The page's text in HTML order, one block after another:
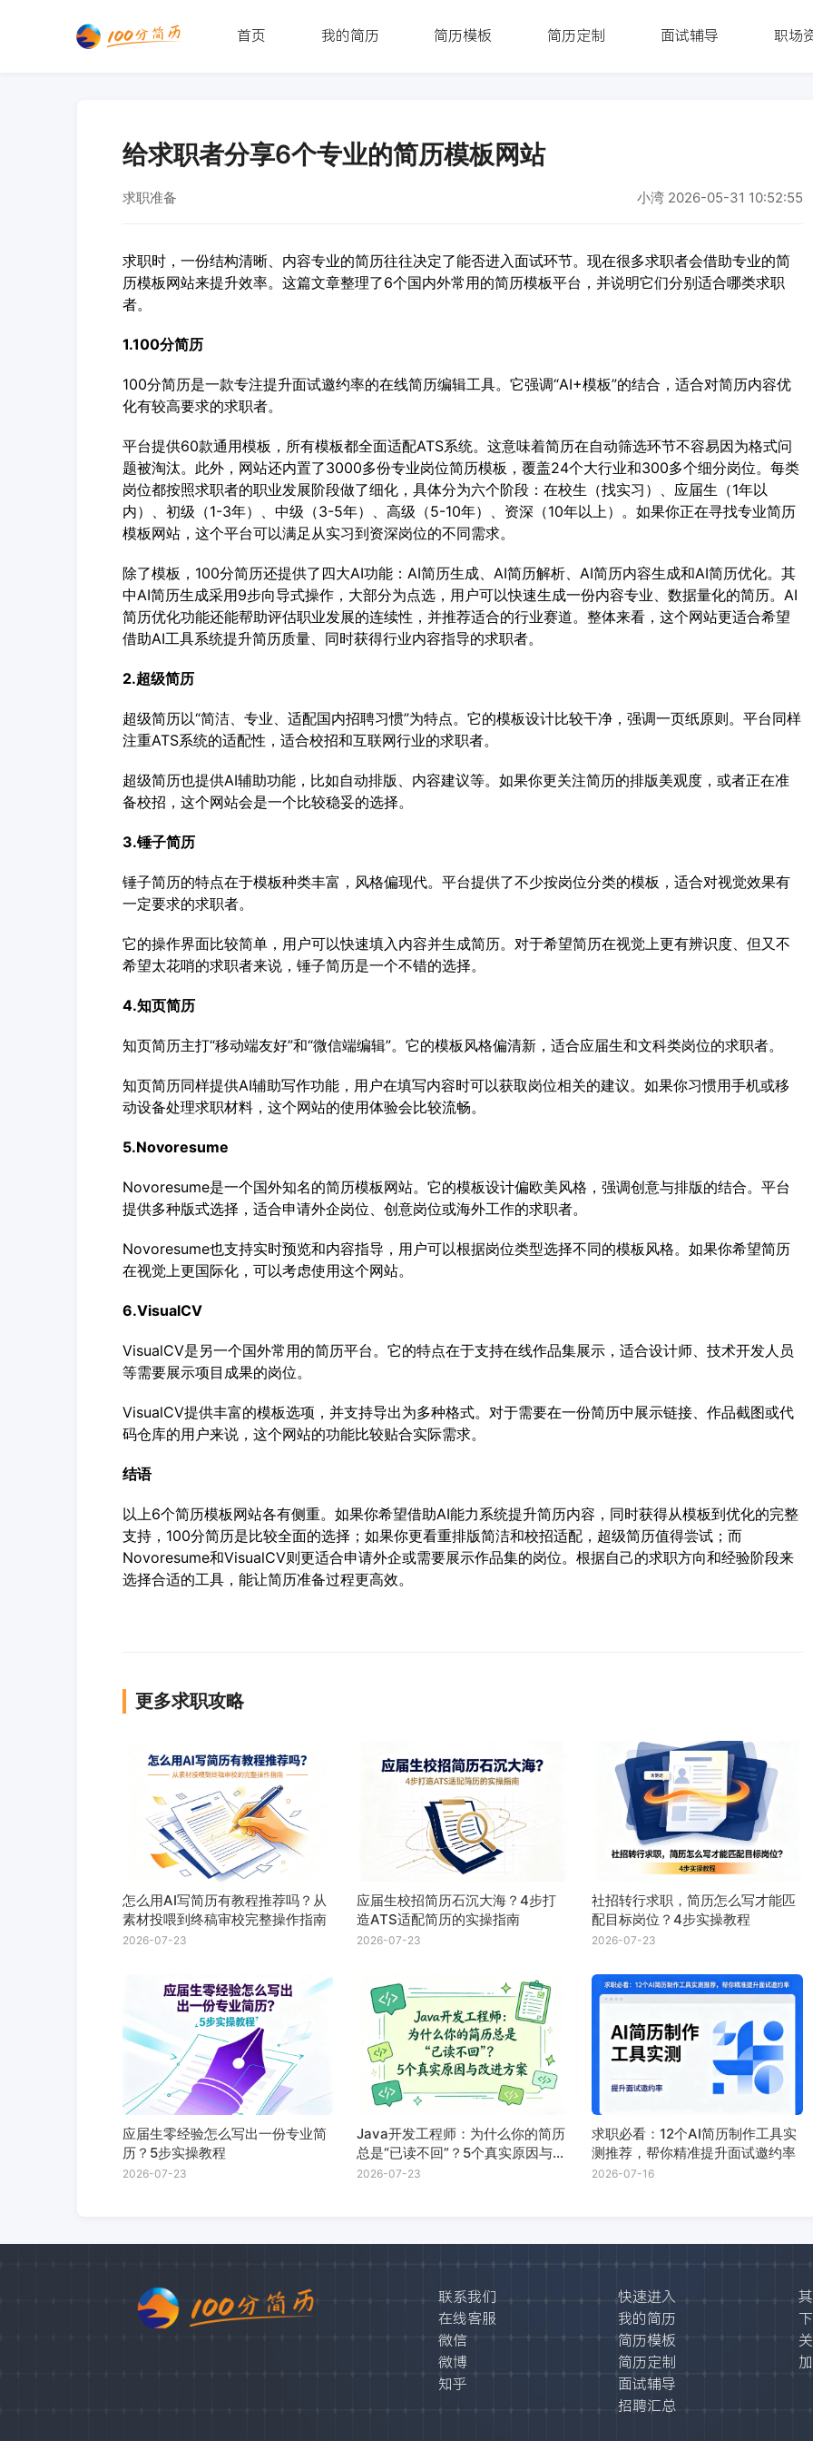
首页 我的简历 简历模板 简历定制 面试辅导 职场
给求职者分享6个专业的简历模板网站
求职准备 小湾 2026-05-31 10:52:55
求职时，一份结构清晰、内容专业的简历往往决定了能否进入面试环节。现在很多求职者会借助专业的简
历模板网站来提升效率。这篇文章整理了6个国内外常用的简历模板平台，并说明它们分别适合哪类求职
者。
1.100分简历
100分简历是一款专注提升面试邀约率的在线简历编辑工具。它强调“AI+模板”的结合，适合对简历内容优
化有较高要求的求职者。
平台提供60款通用模板，所有模板都全面适配ATS系统。这意味着简历在自动筛选环节不容易因为格式问
题被淘汰。此外，网站还内置了3000多份专业岗位简历模板，覆盖24个大行业和300多个细分岗位。每类
岗位都按照求职者的职业发展阶段做了细化，具体分为六个阶段：在校生（找实习）、应届生（1年以
内）、初级（1-3年）、中级（3-5年）、高级（5-10年）、资深（10年以上）。如果你正在寻找专业简历
模板网站，这个平台可以满足从实习到资深岗位的不同需求。
除了模板，100分简历还提供了四大AI功能：AI简历生成、AI简历解析、AI简历内容生成和AI简历优化。其
中AI简历生成采用9步向导式操作，大部分为点选，用户可以快速生成一份内容专业、数据量化的简历。AI
简历优化功能还能帮助评估职业发展的连续性，并推荐适合的行业赛道。整体来看，这个网站更适合希望
借助AI工具系统提升简历质量、同时获得行业内容指导的求职者。
2.超级简历
超级简历以“简洁、专业、适配国内招聘习惯”为特点。它的模板设计比较干净，强调一页纸原则。平台同样
注重ATS系统的适配性，适合校招和互联网行业的求职者。
超级简历也提供AI辅助功能，比如自动排版、内容建议等。如果你更关注简历的排版美观度，或者正在准
备校招，这个网站会是一个比较稳妥的选择。
3.锤子简历
锤子简历的特点在于模板种类丰富，风格偏现代。平台提供了不少按岗位分类的模板，适合对视觉效果有
一定要求的求职者。
它的操作界面比较简单，用户可以快速填入内容并生成简历。对于希望简历在视觉上更有辨识度、但又不
希望太花哨的求职者来说，锤子简历是一个不错的选择。
4.知页简历
知页简历主打“移动端友好”和“微信端编辑”。它的模板风格偏清新，适合应届生和文科类岗位的求职者。
知页简历同样提供AI辅助写作功能，用户在填写内容时可以获取岗位相关的建议。如果你习惯用手机或移
动设备处理求职材料，这个网站的使用体验会比较流畅。
5.Novoresume
Novoresume是一个国外知名的简历模板网站。它的模板设计偏欧美风格，强调创意与排版的结合。平台
提供多种版式选择，适合申请外企岗位、创意岗位或海外工作的求职者。
Novoresume也支持实时预览和内容指导，用户可以根据岗位类型选择不同的模板风格。如果你希望简历
在视觉上更国际化，可以考虑使用这个网站。
6.VisualCV
VisualCV是另一个国外常用的简历平台。它的特点在于支持在线作品集展示，适合设计师、技术开发人员
等需要展示项目成果的岗位。
VisualCV提供丰富的模板选项，并支持导出为多种格式。对于需要在一份简历中展示链接、作品截图或代
码仓库的用户来说，这个网站的功能比较贴合实际需求。
结语
以上6个简历模板网站各有侧重。如果你希望借助AI能力系统提升简历内容，同时获得从模板到优化的完整
支持，100分简历是比较全面的选择；如果你更看重排版简洁和校招适配，超级简历值得尝试；而
Novoresume和VisualCV则更适合申请外企或需要展示作品集的岗位。根据自己的求职方向和经验阶段来
选择合适的工具，能让简历准备过程更高效。
更多求职攻略
怎么用AI写简历有教程推荐吗？从
素材投喂到终稿审校完整操作指南
2026-07-23
应届生校招简历石沉大海？4步打
造ATS适配简历的实操指南
2026-07-23
社招转行求职，简历怎么写才能匹
配目标岗位？4步实操教程
2026-07-23
应届生零经验怎么写出一份专业简
历？5步实操教程
2026-07-23
Java开发工程师：为什么你的简历
总是“已读不回”？5个真实原因与改
进方案
2026-07-23
求职必看：12个AI简历制作工具实
测推荐，帮你精准提升面试邀约率
2026-07-16
联系我们
在线客服
微信
微博
知乎
快速进入
我的简历
简历模板
简历定制
面试辅导
招聘汇总